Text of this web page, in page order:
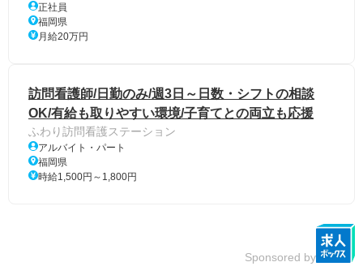
正社員
福岡県
月給20万円
訪問看護師/日勤のみ/週3日～日数・シフトの相談
OK/有給も取りやすい環境/子育てとの両立も応援
ふわり訪問看護ステーション
アルバイト・パート
福岡県
時給1,500円～1,800円
Sponsored by